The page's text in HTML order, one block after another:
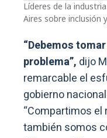
Líderes de la
Aires sobre inclusión
“Debemos
problema”, dijo
remarcable el
gobierno
“Compartimos el
también somos